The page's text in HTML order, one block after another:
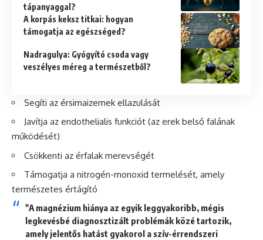
tápanyaggal?
A korpás keksz titkai: hogyan
támogatja az egészséged?
Nadragulya: Gyógyító csoda vagy
veszélyes méreg a természetből?
Segíti az érsimaizemek ellazulását
Javítja az endothelialis funkciót (az erek belső falának
működését)
Csökkenti az érfalak merevségét
Támogatja a nitrogén-monoxid termelését, amely
természetes értágító
"A magnézium hiánya az egyik leggyakoribb, mégis
legkevésbé diagnosztizált problémák közé tartozik,
amely jelentős hatást gyakorol a szív-érrendszeri